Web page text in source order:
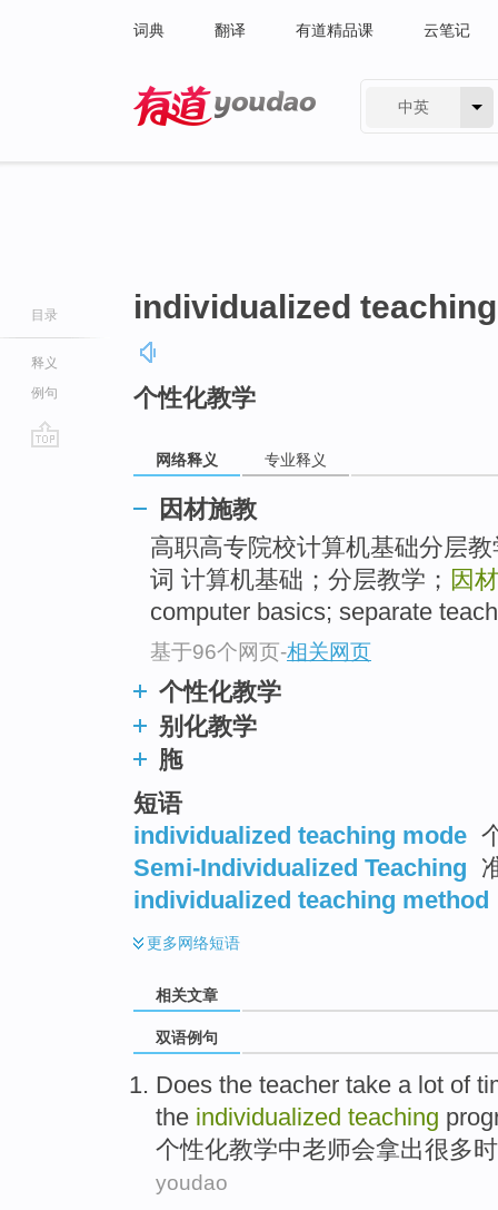
词典 翻译 有道精品课 云笔记
中英
目录
释义
例句
individualized teaching
个性化教学
网络释义 专业释义
因材施教
高职高专院校计算机基础分层
词 计算机基础；分层教学； 因
computer basics; separate
基于96个网页-相关网页
个性化教学
别化教学
胣
短语
individualized teaching mode
Semi-Individualized Teaching
individualized teaching method
更多网络短语
相关文章
双语例句
Does the teacher take a lot of
the individualized teaching
个性化教学中老师会拿出很多
youdao